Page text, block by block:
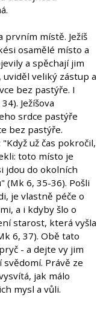
prvním místě. Ježíš
osamělé místo a
a spěchají jim
uviděl veliký zástup a
bez pastýře. I
Ježíšova
srdce pastýře
bez pastýře.
už čas pokročil,
toto místo je
jdou do okolních
(Mk 6, 35-36). Pošli
je vlastně péče o
a i kdyby šlo o
starost, která vyšla
6, 37). Obě tato
- a dejte vy jim
svědomí. Právě ze
jak málo
mysl a vůli.